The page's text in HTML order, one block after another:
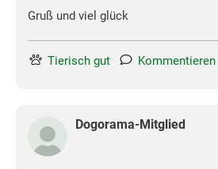
Gruß und viel glück
Tierisch gut Kommentieren
Dogorama-Mitglied